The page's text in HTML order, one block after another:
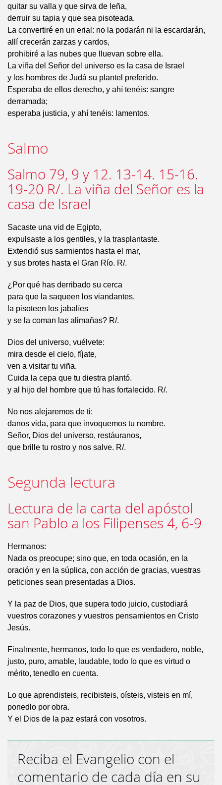
quitar su valla y que sirva de leña,
derruir su tapia y que sea pisoteada.
La convertiré en un erial: no la podarán ni la escardarán,
allí crecerán zarzas y cardos,
prohibiré a las nubes que lluevan sobre ella.
La viña del Señor del universo es la casa de Israel
y los hombres de Judá su plantel preferido.
Esperaba de ellos derecho, y ahí tenéis: sangre
derramada;
esperaba justicia, y ahí tenéis: lamentos.
Salmo
Salmo 79, 9 y 12. 13-14. 15-16.
19-20 R/. La viña del Señor es la
casa de Israel
Sacaste una vid de Egipto,
expulsaste a los gentiles, y la trasplantaste.
Extendió sus sarmientos hasta el mar,
y sus brotes hasta el Gran Río. R/.
¿Por qué has derribado su cerca
para que la saqueen los viandantes,
la pisoteen los jabalíes
y se la coman las alimañas? R/.
Dios del universo, vuélvete:
mira desde el cielo, fíjate,
ven a visitar tu viña.
Cuida la cepa que tu diestra plantó.
y al hijo del hombre que tú has fortalecido. R/.
No nos alejaremos de ti:
danos vida, para que invoquemos tu nombre.
Señor, Dios del universo, restáuranos,
que brille tu rostro y nos salve. R/.
Segunda lectura
Lectura de la carta del apóstol
san Pablo a los Filipenses 4, 6-9
Hermanos:
Nada os preocupe; sino que, en toda ocasión, en la
oración y en la súplica, con acción de gracias, vuestras
peticiones sean presentadas a Dios.
Y la paz de Dios, que supera todo juicio, custodiará
vuestros corazones y vuestros pensamientos en Cristo
Jesús.
Finalmente, hermanos, todo lo que es verdadero, noble,
justo, puro, amable, laudable, todo lo que es virtud o
mérito, tenedlo en cuenta.
Lo que aprendisteis, recibisteis, oísteis, visteis en mí,
ponedlo por obra.
Y el Dios de la paz estará con vosotros.
Reciba el Evangelio con el
comentario de cada día en su